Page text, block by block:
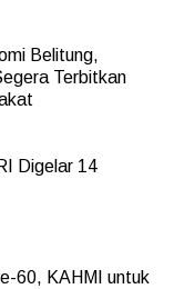
Belitung,
Terbitkan
Digelar 14
60, KAHMI untuk